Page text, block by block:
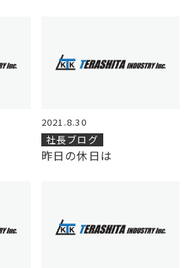
2021.8.30
社長ブログ
昨日の休日は